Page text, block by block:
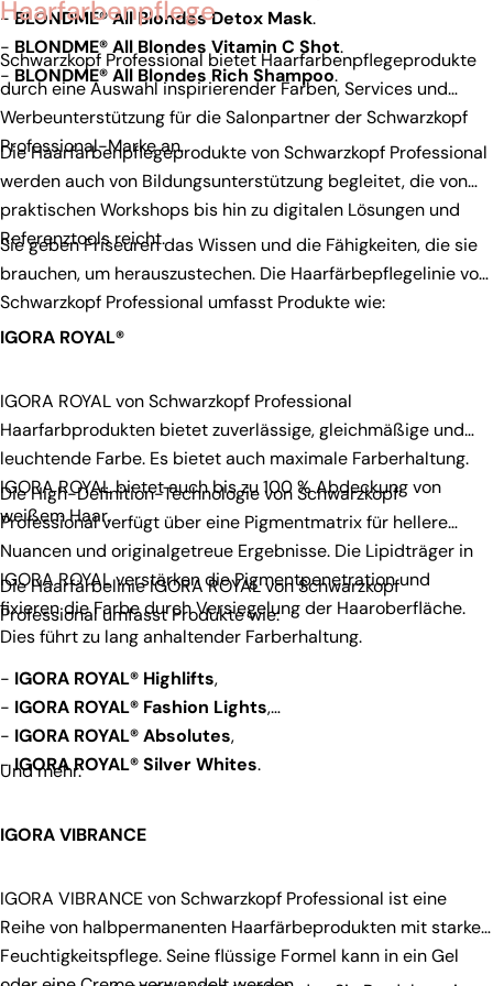
-BLONDME® All Blondes Detox Mask.
- BLONDME® All Blondes Vitamin C Shot.
- BLONDME® All Blondes Rich Shampoo.
Haarfarbenpflege
Schwarzkopf Professional bietet Haarfarbenpflegeprodukte
durch eine Auswahl inspirierender Farben, Services und
Werbeunterstützung für die Salonpartner der Schwarzkopf
Professional-Marke an.
Die Haarfarbenpflegeprodukte von Schwarzkopf Professional
werden auch von Bildungsunterstützung begleitet, die von
praktischen Workshops bis hin zu digitalen Lösungen und
Referenztools reicht.
Sie geben Friseuren das Wissen und die Fähigkeiten, die sie
brauchen, um herauszustechen. Die Haarfärbepflegelinie von
Schwarzkopf Professional umfasst Produkte wie:
IGORA ROYAL®
IGORA ROYAL von Schwarzkopf Professional
Haarfarbprodukten bietet zuverlässige, gleichmäßige und
leuchtende Farbe. Es bietet auch maximale Farberhaltung.
IGORA ROYAL bietet auch bis zu 100 % Abdeckung von
weißem Haar.
Die High-Definition-Technologie von Schwarzkopf
Professional verfügt über eine Pigmentmatrix für hellere
Nuancen und originalgetreue Ergebnisse. Die Lipidträger in
IGORA ROYAL verstärken die Pigmentpenetration und
fixieren die Farbe durch Versiegelung der Haaroberfläche.
Dies führt zu lang anhaltender Farberhaltung.
Die Haarfärbelinie IGORA ROYAL von Schwarzkopf
Professional umfasst Produkte wie:
- IGORA ROYAL® Highlifts,
- IGORA ROYAL® Fashion Lights,
- IGORA ROYAL® Absolutes,
-IGORA ROYAL® Silver Whites.
Und mehr.
IGORA VIBRANCE
IGORA VIBRANCE von Schwarzkopf Professional ist eine
Reihe von halbpermanenten Haarfärbeprodukten mit starker
Feuchtigkeitspflege. Seine flüssige Formel kann in ein Gel